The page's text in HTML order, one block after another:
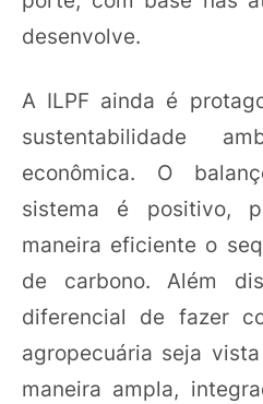
desenvolve.
A ILPF ainda é
sustentabilidade
econômica. O
sistema é positivo,
maneira eficiente o
de carbono. Além
diferencial de fazer
agropecuária seja
maneira ampla,